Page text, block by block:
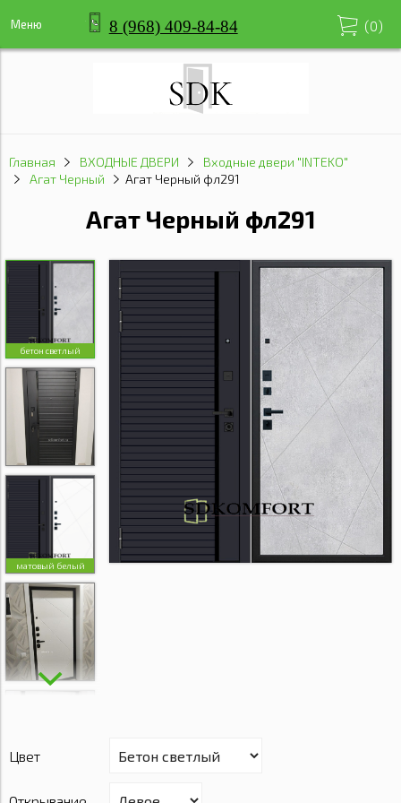
Меню 8 (968) 409-84-84 (0)
Главная ВХОДНЫЕ ДВЕРИ
Входные двери "INTEKO"
Агат Черный
Агат Черный фл291
Агат Черный фл291
бетон светлый
матовый белый
Цвет